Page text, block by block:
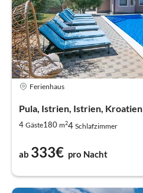
Ferienhaus
Pula, Istrien, Istrien, Kroatien
4 Gäste180 m24 Schlafzimmer
ab 333€ pro Nacht